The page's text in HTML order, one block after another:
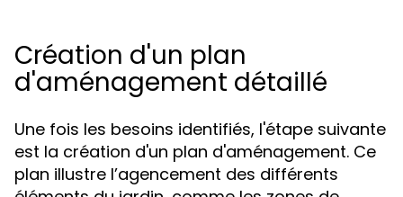
Création d'un plan
d'aménagement détaillé
Une fois les besoins identifiés, l'étape suivante
est la création d'un plan d'aménagement. Ce
plan illustre l’agencement des différents